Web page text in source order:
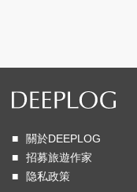
關於DEEPLOG
招募旅遊作家
隐私政策